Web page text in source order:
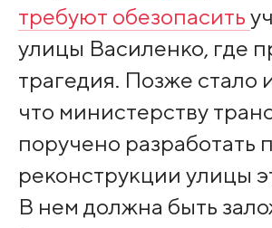
требуют обезопасить
улицы Василенко, где
трагедия. Позже стало
что министерству
поручено разработать
реконструкции улицы
В нем должна быть